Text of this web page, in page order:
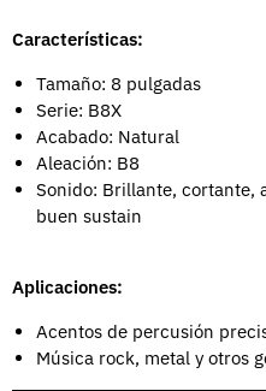
Características:
Tamaño: 8 pulgadas
Serie: B8X
Acabado: Natural
Aleación: B8
Sonido: Brillante, cortante,
buen sustain
Aplicaciones:
Acentos de percusión
Música rock, metal y otros